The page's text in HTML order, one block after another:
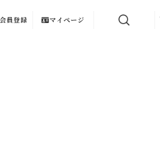
員登録 マイページ